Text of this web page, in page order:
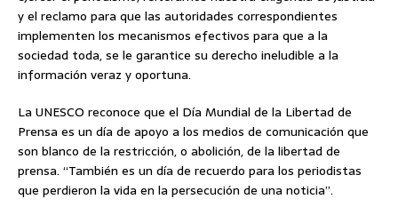
y el reclamo para que las autoridades correspondientes
implementen los mecanismos efectivos para que a la
sociedad toda, se le garantice su derecho ineludible a la
información veraz y oportuna.
La UNESCO reconoce que el Día Mundial de la Libertad de
Prensa es un día de apoyo a los medios de comunicación que
son blanco de la restricción, o abolición, de la libertad de
prensa. “También es un día de recuerdo para los periodistas
que perdieron la vida en la persecución de una noticia”.